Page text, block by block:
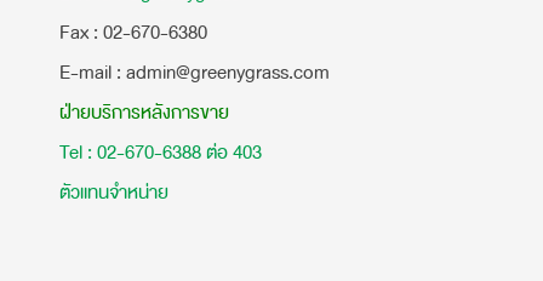
​Fax : 02-670-6380
E-mail : admin@greenygrass.com
ฝ่ายบริการหลังการขาย
Tel : 02-670-6388 ต่อ 403
ตัวแทนจำหน่าย